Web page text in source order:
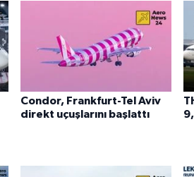
Condor, Frankfurt-Tel Aviv
direkt uçuşlarını başlattı